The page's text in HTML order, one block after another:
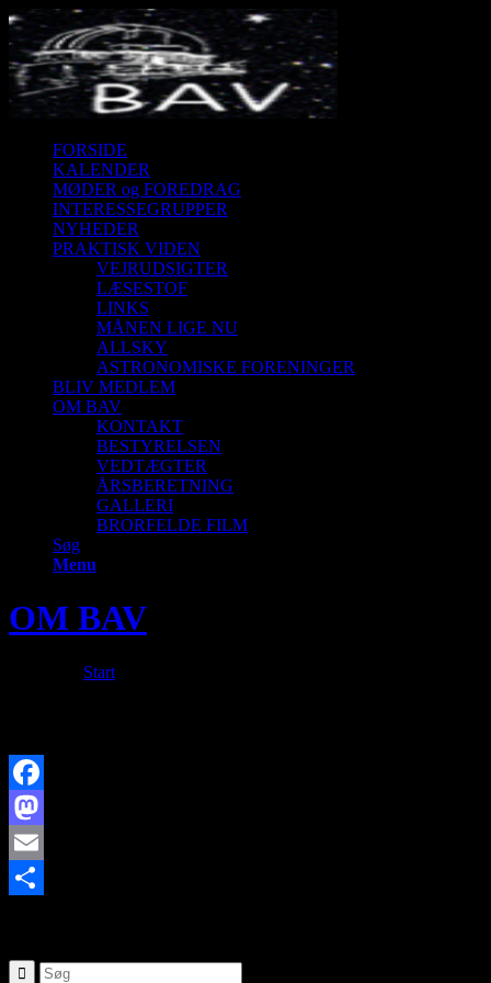
FORSIDE
KALENDER
MØDER og FOREDRAG
INTERESSEGRUPPER
NYHEDER
PRAKTISK VIDEN
VEJRUDSIGTER
LÆSESTOF
LINKS
MÅNEN LIGE NU
ALLSKY
ASTRONOMISKE FORENINGER
BLIV MEDLEM
OM BAV
KONTAKT
BESTYRELSEN
VEDTÆGTER
ÅRSBERETNING
GALLERI
BRORFELDE FILM
Søg
Menu
OM BAV
Start
Facebook
Mastodon
Email